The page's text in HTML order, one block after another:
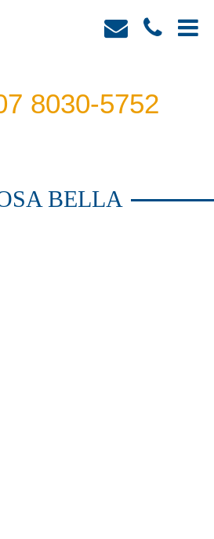
8030-5752
BELLA